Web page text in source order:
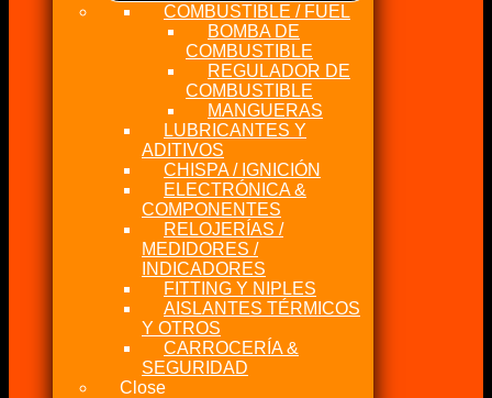
COMBUSTIBLE / FUEL
BOMBA DE
COMBUSTIBLE
REGULADOR DE
COMBUSTIBLE
MANGUERAS
LUBRICANTES Y
ADITIVOS
CHISPA / IGNICIÓN
ELECTRÓNICA &
COMPONENTES
RELOJERÍAS /
MEDIDORES /
INDICADORES
FITTING Y NIPLES
AISLANTES TÉRMICOS
Y OTROS
CARROCERÍA &
SEGURIDAD
Close